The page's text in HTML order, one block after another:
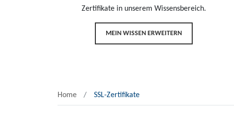
Zertifikate in unserem Wissensbereich.
MEIN WISSEN ERWEITERN
Home SSL-Zertifikate